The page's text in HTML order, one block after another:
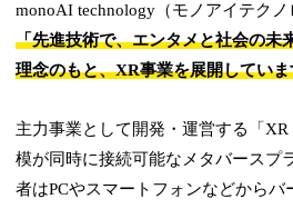
monoAI technology（モノアイテクノ
「先進技術で、エンタメと社会の未
理念のもと、XR事業を展開していま
主力事業として開発・運営する「
模が同時に接続可能なメタバースプ
者はPCやスマートフォンなどからバ